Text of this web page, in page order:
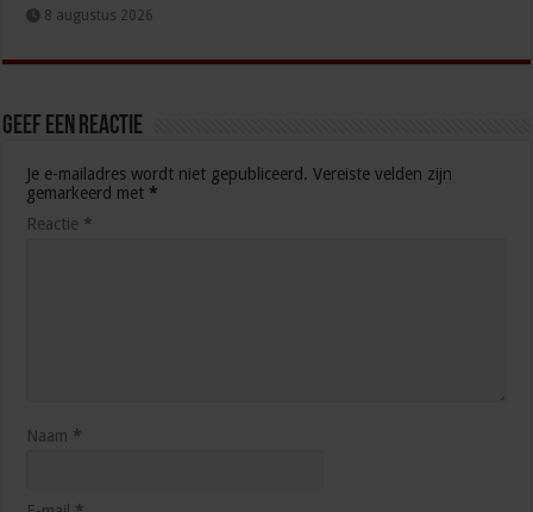
8 augustus 2026
Geef een reactie
Je e-mailadres wordt niet gepubliceerd. Vereiste velden zijn
gemarkeerd met *
Reactie *
Naam *